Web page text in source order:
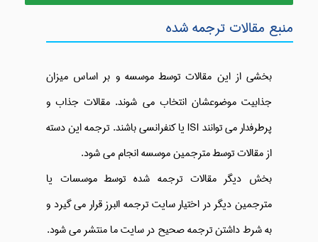
منبع مقالات ترجمه شده
بخشی از این مقالات توسط موسسه و بر اساس میزان
جذابیت موضوعشان انتخاب می شوند. مقالات جذاب و
پرطرفدار می توانند ISI یا کنفرانسی باشند. ترجمه این دسته
از مقالات توسط مترجمین موسسه انجام می شود.
بخش دیگر مقالات ترجمه شده توسط موسسات یا
مترجمین دیگر در اختیار سایت ترجمه البرز قرار می گیرد و
به شرط داشتن ترجمه صحیح در سایت ما منتشر می شود.